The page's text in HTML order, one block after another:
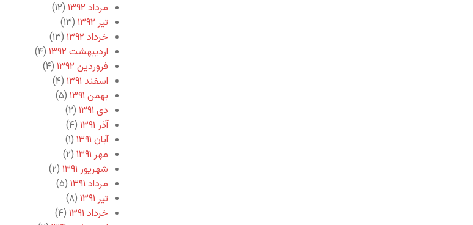
مرداد ۱۳۹۲
(۱۲)
تیر ۱۳۹۲
(۱۳)
خرداد ۱۳۹۲
(۱۳)
اردیبهشت ۱۳۹۲
(۴)
فروردین ۱۳۹۲
(۴)
اسفند ۱۳۹۱
(۴)
بهمن ۱۳۹۱
(۵)
دی ۱۳۹۱
(۲)
آذر ۱۳۹۱
(۴)
آبان ۱۳۹۱
(۱)
مهر ۱۳۹۱
(۲)
شهریور ۱۳۹۱
(۲)
مرداد ۱۳۹۱
(۵)
تیر ۱۳۹۱
(۸)
خرداد ۱۳۹۱
(۴)